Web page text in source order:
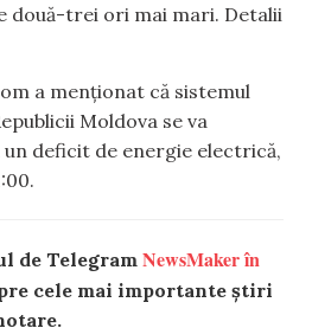
două-trei ori mai mari. Detalii
a menționat că sistemul
Moldova se va
deficit de energie electrică,
de Telegram NewsMaker în
cele mai importante știri